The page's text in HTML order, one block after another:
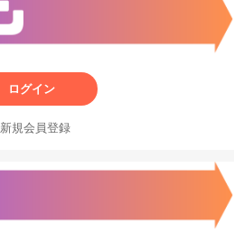
ログイン
新規会員登録